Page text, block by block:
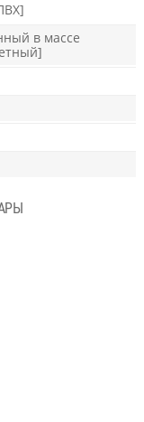
в массе